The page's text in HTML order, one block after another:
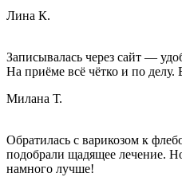
Лина К.
Записывалась через сайт —
На приёме всё чётко и по делу.
Милана Т.
Обратилась с варикозом к
подобрали щадящее лечение.
намного лучше!